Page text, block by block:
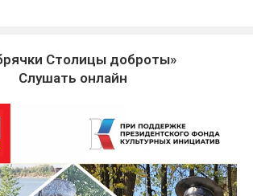
Столицы доброты»
Слушать онлайн